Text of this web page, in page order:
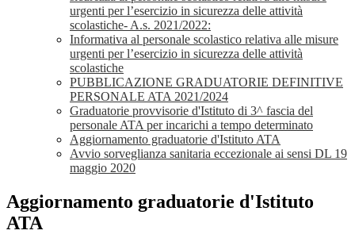
urgenti per l’esercizio in sicurezza delle attività
scolastiche- A.s. 2021/2022:
Informativa al personale scolastico relativa alle misure
urgenti per l’esercizio in sicurezza delle attività
scolastiche
PUBBLICAZIONE GRADUATORIE DEFINITIVE
PERSONALE ATA 2021/2024
Graduatorie provvisorie d'Istituto di 3^ fascia del
personale ATA per incarichi a tempo determinato
Aggiornamento graduatorie d'Istituto ATA
Avvio sorveglianza sanitaria eccezionale ai sensi DL 19
maggio 2020
Aggiornamento graduatorie d'Istituto
ATA